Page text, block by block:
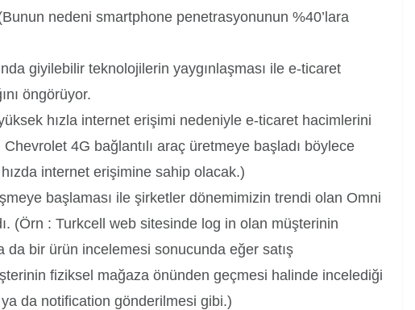
nedeni smartphone penetrasyonunun %40’lara
giyilebilir teknolojilerin yaygınlaşması ile e-ticaret
öngörüyor.
hızla internet erişimi nedeniyle e-ticaret hacimlerini
Chevrolet 4G bağlantılı araç üretmeye başladı böylece
internet erişimine sahip olacak.)
başlaması ile şirketler dönemimizin trendi olan Omni
(Örn : Turkcell web sitesinde log in olan müşterinin
da bir ürün incelemesi sonucunda eğer satış
fiziksel mağaza önünden geçmesi halinde incelediği
da notification gönderilmesi gibi.)